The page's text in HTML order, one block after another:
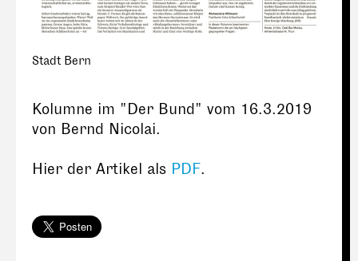
Stadt Bern
Kolumne im "Der Bund" vom 16.3.2019
von Bernd Nicolai.
Hier der Artikel als PDF.